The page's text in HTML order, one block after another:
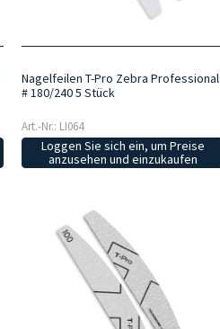
Nagelfeilen T-Pro Zebra Professional
# 180/240 5 Stück
Art.-Nr.: LI064
Loggen Sie sich ein, um Preise
anzusehen und einzukaufen